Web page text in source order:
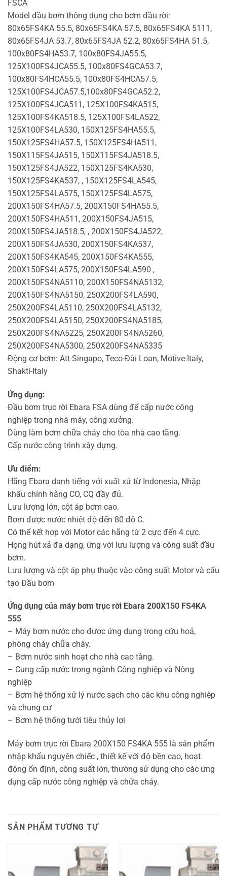
FSCA
Model đầu bơm thông dụng cho bơm đầu rời:
80x65FS4KA 55.5, 80x65FS4KA 57.5, 80x65FS4KA 5111,
80x65FS4JA 53.7, 80x65FS4JA 52.2, 80x65FS4HA 51.5,
100x80FS4HA53.7, 100x80FS4JA55.5,
125X100FS4JCA55.5, 100x80FS4GCA53.7,
100x80FS4HCA55.5, 100x80FS4HCA57.5,
125X100FS4JCA57.5,100x80FS4GCA52.2,
125X100FS4JCA511, 125X100FS4KA515,
125X100FS4KA518.5, 125X100FS4LA522,
125X100FS4LA530, 150X125FS4HA55.5,
150X125FS4HA57.5, 150X125FS4HA511,
150X115FS4JA515, 150X115FS4JA518.5,
150X125FS4JA522, 150X125FS4KA530,
150X125FS4KA537, , 150X125FS4LA545,
150X125FS4LA575, 150X125FS4LA575,
200X150FS4HA57.5, 200X150FS4HA55.5,
200X150FS4HA511, 200X150FS4JA515,
200X150FS4JA518.5, , 200X150FS4JA522,
200X150FS4JA530, 200X150FS4KA537,
200X150FS4KA545, 200X150FS4KA555,
200X150FS4LA575, 200X150FS4LA590 ,
200X150FS4NA5110, 200X150FS4NA5132,
200X150FS4NA5150, 250X200FS4LA590,
250X200FS4LA5110, 250X200FS4LA5132,
250X200FS4LA5150, 250X200FS4NA5185,
250X200FS4NA5225, 250X200FS4NA5260,
250X200FS4NA5300, 250X200FS4NA5335
Động cơ bơm: Att-Singapo, Teco-Đài Loan, Motive-Italy,
Shakti-Italy
Ứng dụng:
Đầu bơm trục rời Ebara FSA dùng để cấp nước công
nghiệp trong nhà máy, công xưởng.
Dùng làm bơm chữa cháy cho tòa nhà cao tầng.
Cấp nước công trình xây dựng.
Ưu điểm:
Hãng Ebara danh tiếng với xuất xứ từ Indonesia, Nhập
khẩu chính hãng CO, CQ đầy đủ.
Lưu lượng lớn, cột áp bơm cao.
Bơm được nước nhiệt độ đến 80 độ C.
Có thể kết hợp với Motor các hãng từ 2 cực đến 4 cực.
Họng hút xả đa dạng, ứng với lưu lượng và công suất đầu
bơm.
Lưu lượng và cột áp phụ thuộc vào công suất Motor và cấu
tạo Đầu bơm
Ứng dụng của máy bơm trục rời Ebara 200X150 FS4KA
555
– Máy bơm nước cho được ứng dụng trong cứu hoả,
phòng cháy chữa cháy.
– Bơm nước sinh hoạt cho nhà cao tầng.
– Cung cấp nước trong ngành Công nghiệp và Nông
nghiệp
– Bơm hệ thống xử lý nước sạch cho các khu công nghiệp
và chung cư
– Bơm hệ thống tưới tiêu thủy lợi
Máy bơm trục rời Ebara 200X150 FS4KA 555 là sản phẩm
nhập khẩu nguyên chiếc , thiết kế với độ bền cao, hoạt
động ổn định, công suất lớn, thường sử dụng cho các ứng
dụng cấp nước công nghiệp và chữa cháy.
SẢN PHẨM TƯƠNG TỰ